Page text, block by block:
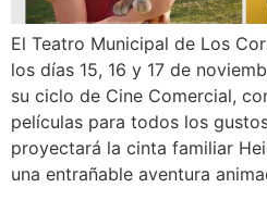
El Teatro Municipal de Los
los días 15, 16 y 17 de
su ciclo de Cine Comercial,
películas para todos los
proyectará la cinta familiar
una entrañable aventura